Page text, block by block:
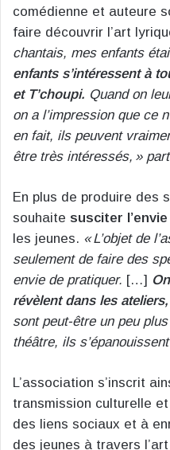
comédienne et auteure
faire découvrir l’art
chantais, mes enfants
enfants s’intéressent à
et T’choupi. Quand on
on a l’impression que ce
en fait, ils peuvent
être très intéressés, »
En plus de produire des
souhaite susciter
les jeunes. « L’objet de
seulement de faire des
envie de pratiquer. […]
révèlent dans les
sont peut-être un peu
théâtre, ils s’épanouissent
L’association s’inscrit
transmission culturelle
des liens sociaux et à
des jeunes à travers